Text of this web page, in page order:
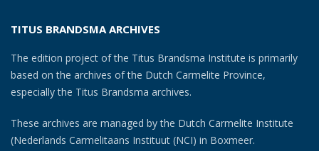
TITUS BRANDSMA ARCHIVES
The edition project of the Titus Brandsma Institute is primarily
based on the archives of the Dutch Carmelite Province,
especially the Titus Brandsma archives.
These archives are managed by the Dutch Carmelite Institute
(Nederlands Carmelitaans Instituut (NCI) in Boxmeer.